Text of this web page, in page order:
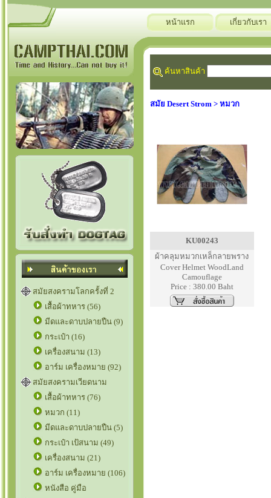
หน้าแรก เกี่ยวกับเรา
สมัยสงครามโลกครั้งที่ 2
เสื้อผ้าทหาร (56)
มีดและดาบปลายปืน (9)
กระเป๋า (16)
เครื่องสนาม (13)
อาร์ม เครื่องหมาย (92)
สมัยสงครามเวียดนาม
เสื้อผ้าทหาร (76)
หมวก (11)
มีดและดาบปลายปืน (5)
กระเป๋า เป้สนาม (49)
เครื่องสนาม (21)
อาร์ม เครื่องหมาย (106)
หนังสือ คู่มือ
ค้นหาสินค้า
สมัย Desert Strom > หมวก
KU00243
ผ้าคลุมหมวกเหล็กลายพราง
Cover Helmet WoodLand
Camouflage
Price : 380.00 Baht